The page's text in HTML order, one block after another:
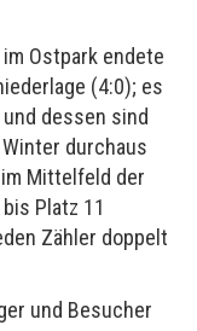
Ostpark endete
(4:0); es
dessen sind
durchaus
Mittelfeld der
Platz 11
Zähler doppelt
und Besucher